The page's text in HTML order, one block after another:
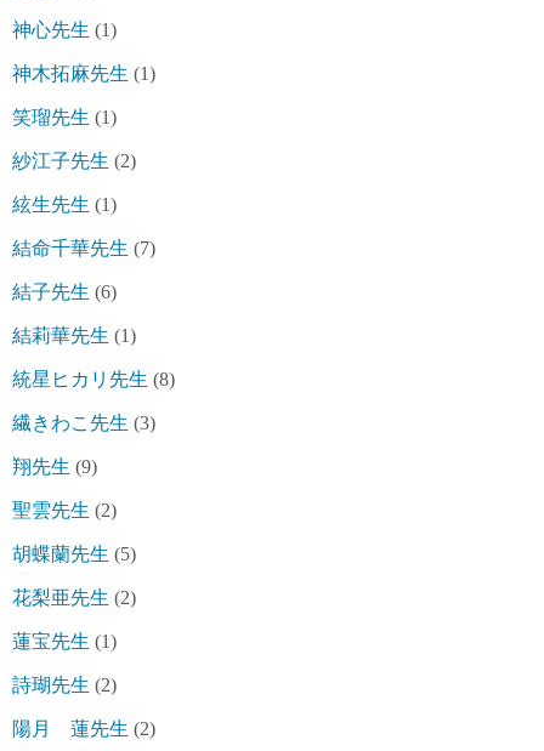
神心先生 (1)
神木拓麻先生 (1)
笑瑠先生 (1)
紗江子先生 (2)
絃生先生 (1)
結命千華先生 (7)
結子先生 (6)
結莉華先生 (1)
統星ヒカリ先生 (8)
繊きわこ先生 (3)
翔先生 (9)
聖雲先生 (2)
胡蝶蘭先生 (5)
花梨亜先生 (2)
蓮宝先生 (1)
詩瑚先生 (2)
陽月 蓮先生 (2)